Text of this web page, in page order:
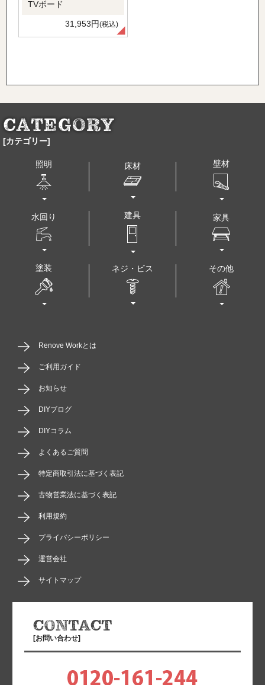
TVボード
31,953円(税込)
[カテゴリー]
照明 床材 壁材
水回り 建具 家具
塗装 ネジ・ビス その他
Renove Workとは
ご利用ガイド
お知らせ
DIYブログ
DIYコラム
よくあるご質問
特定商取引法に基づく表記
古物営業法に基づく表記
利用規約
プライバシーポリシー
運営会社
サイトマップ
[お問い合わせ]